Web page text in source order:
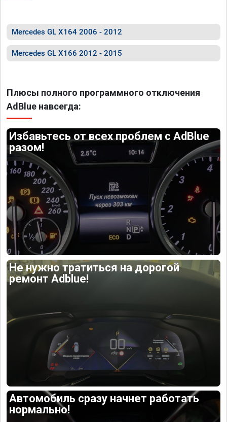
Mercedes GL X164 2006 - 2012
Mercedes GL X166 2012 - 2015
Плюсы полного программного отключения
AdBlue навсегда:
Избавьтесь от всех проблем с AdBlue
разом!
Не нужно тратиться на дорогой
ремонт Adblue!
Автомобиль сразу начнет работать
нормально!